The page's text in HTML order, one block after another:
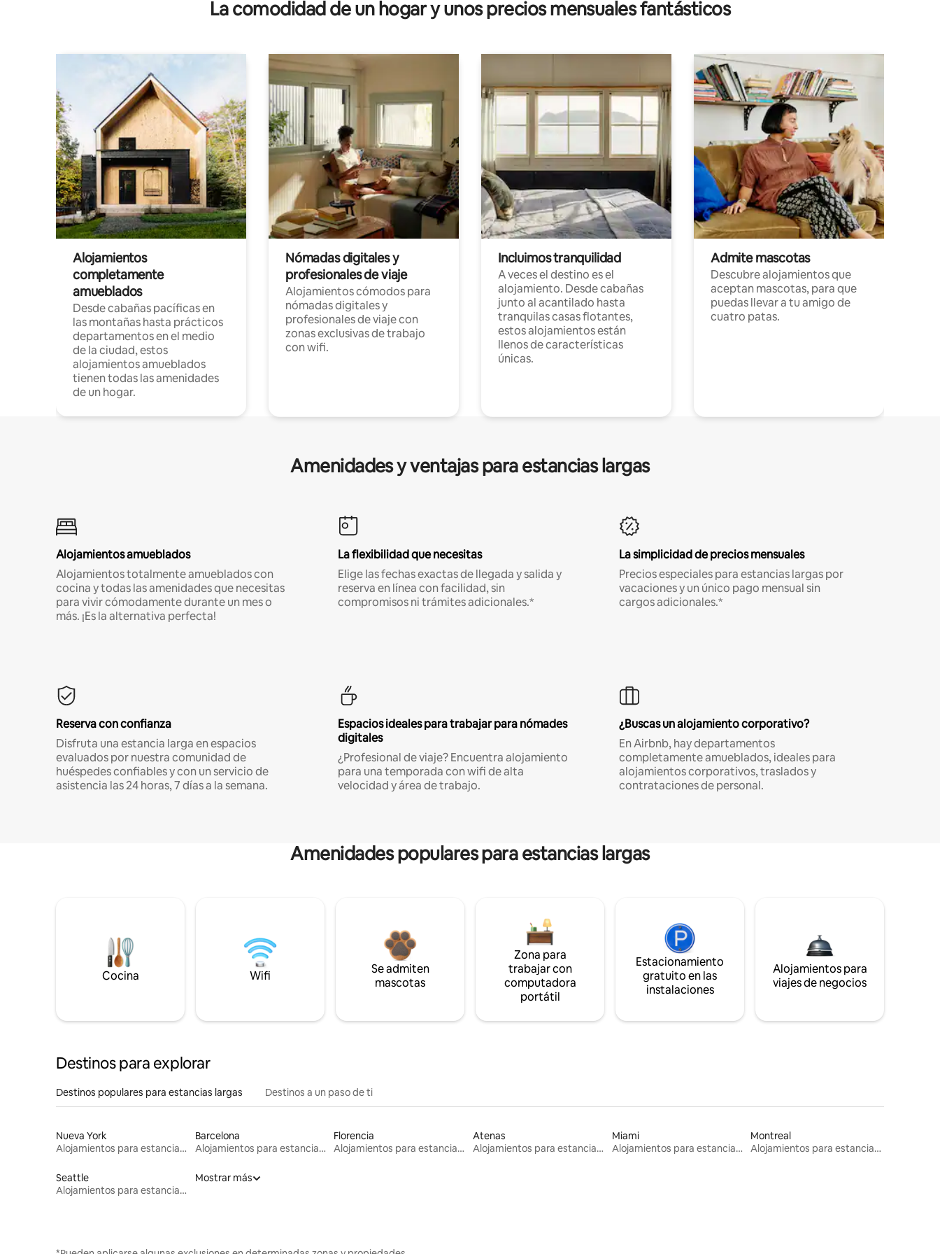
con acceso a Mesabi Trail
La comodidad de un hogar y unos precios mensuales fantásticos
Alojamientos
completamente
amueblados
Desde cabañas pacíficas en
las montañas hasta prácticos
departamentos en el medio
de la ciudad, estos
alojamientos amueblados
tienen todas las amenidades
de un hogar.
Nómadas digitales y
profesionales de viaje
Alojamientos cómodos para
nómadas digitales y
profesionales de viaje con
zonas exclusivas de trabajo
con wifi.
Incluimos tranquilidad
A veces el destino es el
alojamiento. Desde cabañas
junto al acantilado hasta
tranquilas casas flotantes,
estos alojamientos están
llenos de características
únicas.
Admite mascotas
Descubre alojamientos que
aceptan mascotas, para que
puedas llevar a tu amigo de
cuatro patas.
Amenidades y ventajas para estancias largas
Alojamientos amueblados
Alojamientos totalmente amueblados con
cocina y todas las amenidades que necesitas
para vivir cómodamente durante un mes o
más. ¡Es la alternativa perfecta!
La flexibilidad que necesitas
Elige las fechas exactas de llegada y salida y
reserva en línea con facilidad, sin
compromisos ni trámites adicionales.*
La simplicidad de precios mensuales
Precios especiales para estancias largas por
vacaciones y un único pago mensual sin
cargos adicionales.*
Reserva con confianza
Disfruta una estancia larga en espacios
evaluados por nuestra comunidad de
huéspedes confiables y con un servicio de
asistencia las 24 horas, 7 días a la semana.
Espacios ideales para trabajar para nómades
digitales
¿Profesional de viaje? Encuentra alojamiento
para una temporada con wifi de alta
velocidad y área de trabajo.
¿Buscas un alojamiento corporativo?
En Airbnb, hay departamentos
completamente amueblados, ideales para
alojamientos corporativos, traslados y
contrataciones de personal.
Amenidades populares para estancias largas
Cocina Wifi
Se admiten
mascotas
Zona para
trabajar con
computadora
portátil
Estacionamiento
gratuito en las
instalaciones
Alojamientos para
viajes de negocios
Destinos para explorar
Destinos populares para estancias largas Destinos a un paso de ti
Nueva York
Alojamientos para estancias largas
Barcelona
Alojamientos para estancias largas
Florencia
Alojamientos para estancias largas
Atenas
Alojamientos para estancias largas
Miami
Alojamientos para estancias largas
Montreal
Alojamientos para estancias largas
Seattle
Alojamientos para estancias largas
Mostrar más